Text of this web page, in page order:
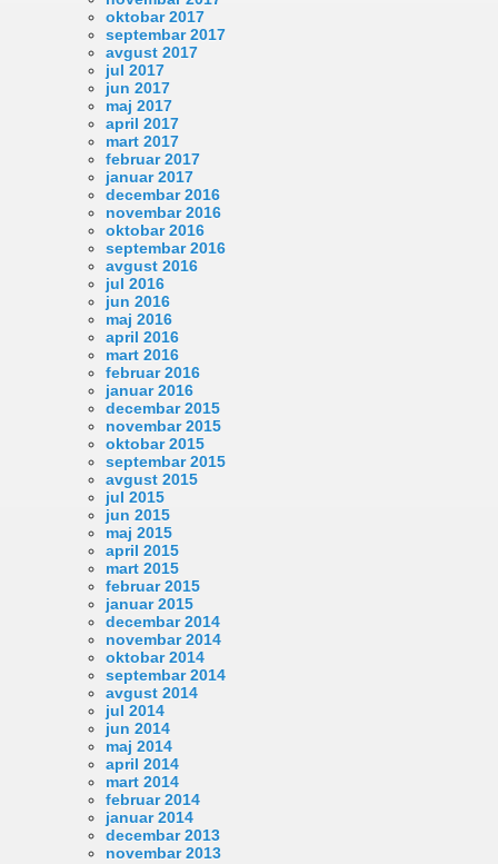
oktobar 2017
septembar 2017
avgust 2017
jul 2017
jun 2017
maj 2017
april 2017
mart 2017
februar 2017
januar 2017
decembar 2016
novembar 2016
oktobar 2016
septembar 2016
avgust 2016
jul 2016
jun 2016
maj 2016
april 2016
mart 2016
februar 2016
januar 2016
decembar 2015
novembar 2015
oktobar 2015
septembar 2015
avgust 2015
jul 2015
jun 2015
maj 2015
april 2015
mart 2015
februar 2015
januar 2015
decembar 2014
novembar 2014
oktobar 2014
septembar 2014
avgust 2014
jul 2014
jun 2014
maj 2014
april 2014
mart 2014
februar 2014
januar 2014
decembar 2013
novembar 2013